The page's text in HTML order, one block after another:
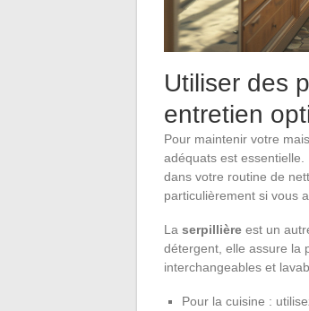
Utiliser des
entretien
Pour maintenir votre
adéquats est essentielle.
dans votre routine de
particulièrement si vous
La serpillière est un
détergent, elle assure la
interchangeables et
Pour la cuisine :